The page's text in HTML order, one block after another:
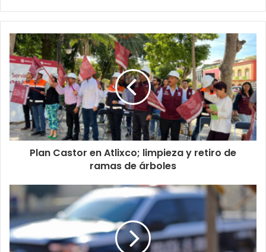
Plan Castor en Atlixco; limpieza y retiro de
ramas de árboles